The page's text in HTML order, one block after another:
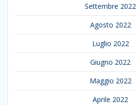
Settembre 2022
Agosto 2022
Luglio 2022
Giugno 2022
Maggio 2022
Aprile 2022